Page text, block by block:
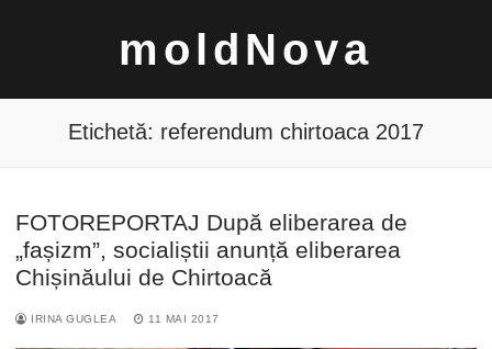
moldNova
Caută
după:
Etichetă: referendum chirtoaca 2017
FOTOREPORTAJ După eliberarea de
„fașizm”, socialiștii anunță eliberarea
Chișinăului de Chirtoacă
IRINA GUGLEA 11 MAI 2017